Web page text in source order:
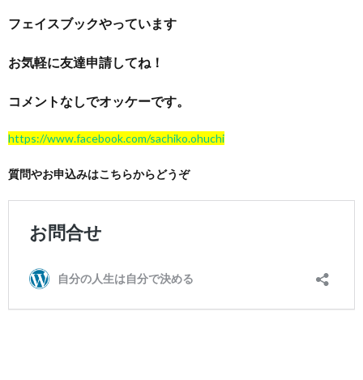
フェイスブックやっています
お気軽に友達申請してね！
コメントなしでオッケーです。
https://www.facebook.com/sachiko.ohuchi
質問やお申込みはこちらからどうぞ